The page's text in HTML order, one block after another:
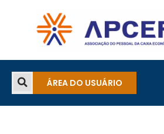
ÁREA DO USUÁRIO